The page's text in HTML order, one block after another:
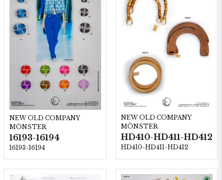
NEW OLD COMPANY
MÖNSTER
16193-16194
16193-16194
NEW OLD COMPANY
MÖNSTER
HD410-HD411-HD412
HD410-HD411-HD412